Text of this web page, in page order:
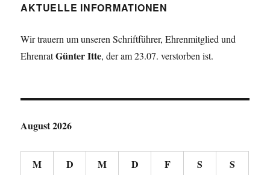
AKTUELLE INFORMATIONEN
Wir trauern um unseren Schriftführer, Ehrenmitglied und
EhrenratGünter Itte, der am 23.07. verstorben ist.
August 2026
M D M D F S S